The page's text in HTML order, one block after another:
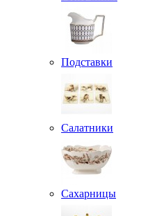
Подставки
Салатники
Сахарницы